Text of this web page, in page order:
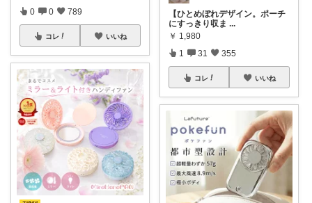
0 0 789
コレ いいね
【ひとめぼれデザイン。ポーチ
にすっきり収ま ...
￥ 1,980
1 31 355
コレ いいね